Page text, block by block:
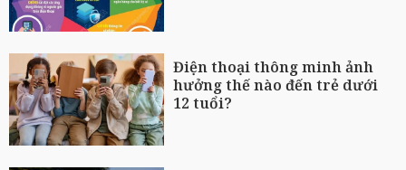
Điện thoại thông minh ảnh
hưởng thế nào đến trẻ dưới
12 tuổi?